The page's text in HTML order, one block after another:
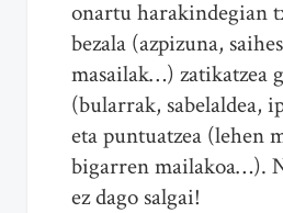
onartu harakindegian
bezala (azpizuna,
masailak…) zatikatzea
(bularrak, sabelaldea,
eta puntuatzea (lehen
bigarren mailakoa…).
ez dago salgai!